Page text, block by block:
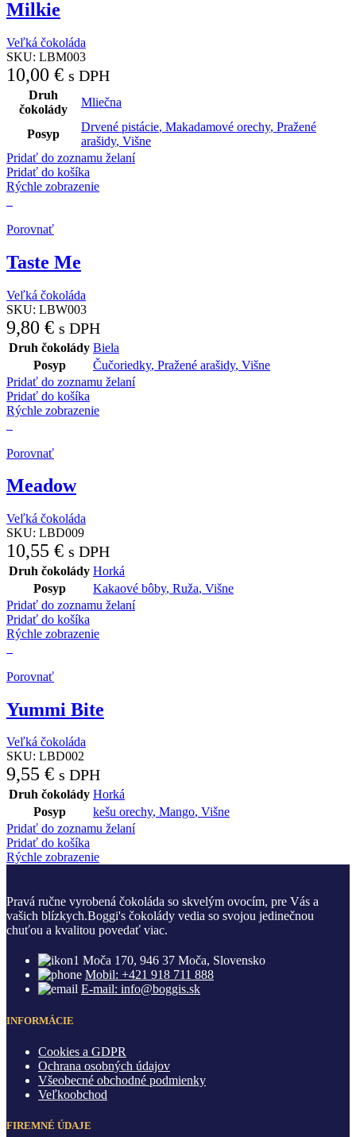
Milkie
Veľká čokoláda
SKU: LBM003
10,00 € s DPH
Druh
čokolády
Mliečna
Posyp
Drvené pistácie, Makadamové orechy, Pražené
arašidy, Višne
Pridať do zoznamu želaní
Pridať do košíka
Rýchle zobrazenie
Porovnať
Taste Me
Veľká čokoláda
SKU: LBW003
9,80 € s DPH
Druh čokolády Biela
Posyp
Čučoriedky, Pražené arašidy, Višne
Pridať do zoznamu želaní
Pridať do košíka
Rýchle zobrazenie
Porovnať
Meadow
Veľká čokoláda
SKU: LBD009
10,55 € s DPH
Druh čokolády Horká
Posyp
Kakaové bôby, Ruža, Višne
Pridať do zoznamu želaní
Pridať do košíka
Rýchle zobrazenie
Porovnať
Yummi Bite
Veľká čokoláda
SKU: LBD002
9,55 € s DPH
Druh čokolády Horká
Posyp
kešu orechy, Mango, Višne
Pridať do zoznamu želaní
Pridať do košíka
Rýchle zobrazenie
Pravá ručne vyrobená čokoláda so skvelým ovocím, pre Vás a
vašich blízkych.Boggi's čokolády vedia so svojou jedinečnou
chuťou a kvalitou povedať viac.
Moča 170, 946 37 Moča, Slovensko
Mobil: +421 918 711 888
E-mail: info@boggis.sk
INFORMÁCIE
Cookies a GDPR
Ochrana osobných údajov
Všeobecné obchodné podmienky
Veľkoobchod
FIREMNÉ ÚDAJE